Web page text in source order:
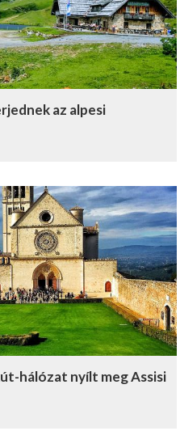
az alpesi
hálózat nyílt meg Assisi